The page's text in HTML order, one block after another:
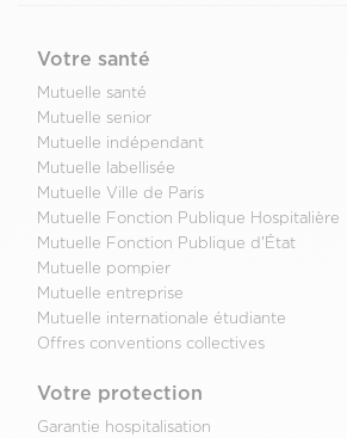
Votre santé
Mutuelle santé
Mutuelle senior
Mutuelle indépendant
Mutuelle labellisée
Mutuelle Ville de Paris
Mutuelle Fonction Publique Hospitalière
Mutuelle Fonction Publique d'État
Mutuelle pompier
Mutuelle entreprise
Mutuelle internationale étudiante
Offres conventions collectives
Votre protection
Garantie hospitalisation